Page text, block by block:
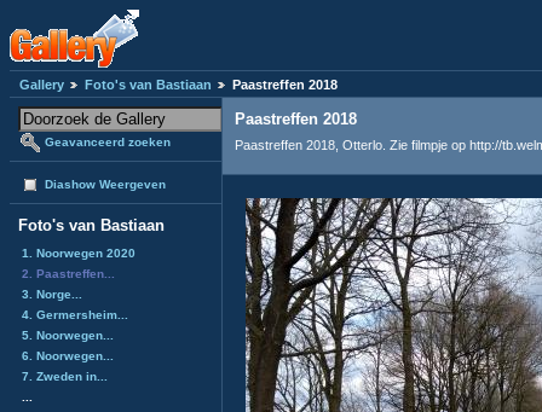
Gallery Foto's van Bastiaan Paastreffen 2018
Geavanceerd zoeken
Diashow Weergeven
Foto's van Bastiaan
1. Noorwegen 2020
2. Paastreffen...
3. Norge...
4. Germersheim...
5. Noorwegen...
6. Noorwegen...
7. Zweden in...
Paastreffen 2018
Paastreffen 2018, Otterlo. Zie filmpje op http://